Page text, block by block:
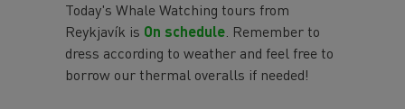
Today's Whale Watching tours from
Reykjavík is On schedule. Remember to
dress according to weather and feel free to
borrow our thermal overalls if needed!